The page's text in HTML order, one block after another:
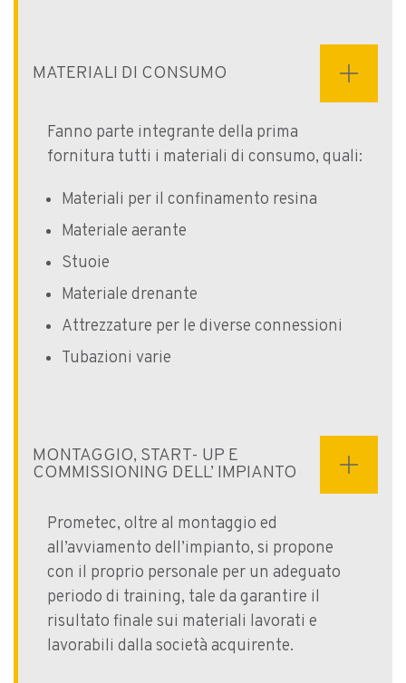
MATERIALI DI CONSUMO
Fanno parte integrante della prima
fornitura tutti i materiali di consumo, quali:
Materiali per il confinamento resina
Materiale aerante
Stuoie
Materiale drenante
Attrezzature per le diverse connessioni
Tubazioni varie
MONTAGGIO, START- UP E
COMMISSIONING DELL’ IMPIANTO
Prometec, oltre al montaggio ed
all’avviamento dell’impianto, si propone
con il proprio personale per un adeguato
periodo di training, tale da garantire il
risultato finale sui materiali lavorati e
lavorabili dalla società acquirente.